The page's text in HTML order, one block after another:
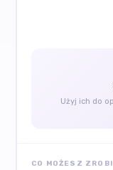
Użyj ich do
CO MOŻESZ